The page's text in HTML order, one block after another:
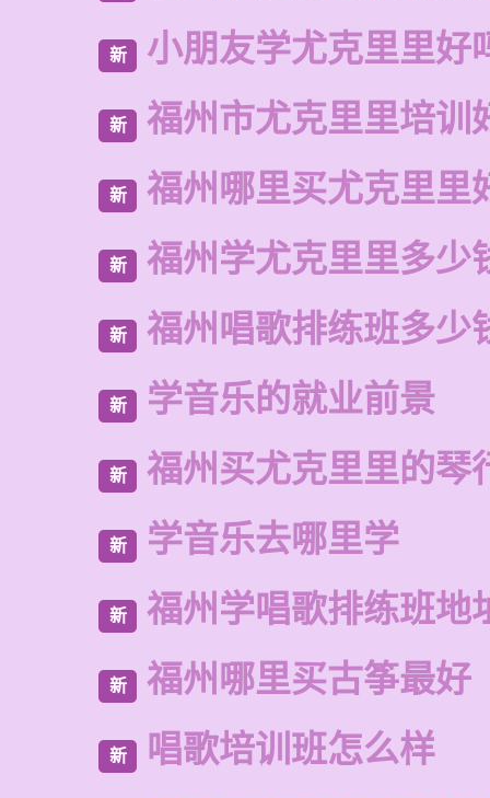
新 小朋友学尤克里里好
新 福州市尤克里里培训
新 福州哪里买尤克里里
新 福州学尤克里里多少
新 福州唱歌排练班多少
新 学音乐的就业前景
新 福州买尤克里里的琴
新 学音乐去哪里学
新 福州学唱歌排练班地
新 福州哪里买古筝最好
新 唱歌培训班怎么样